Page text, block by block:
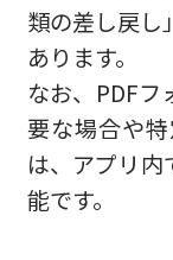
類の差し戻し
あります。
なお、PDF
要な場合や
は、アプリ
能です。